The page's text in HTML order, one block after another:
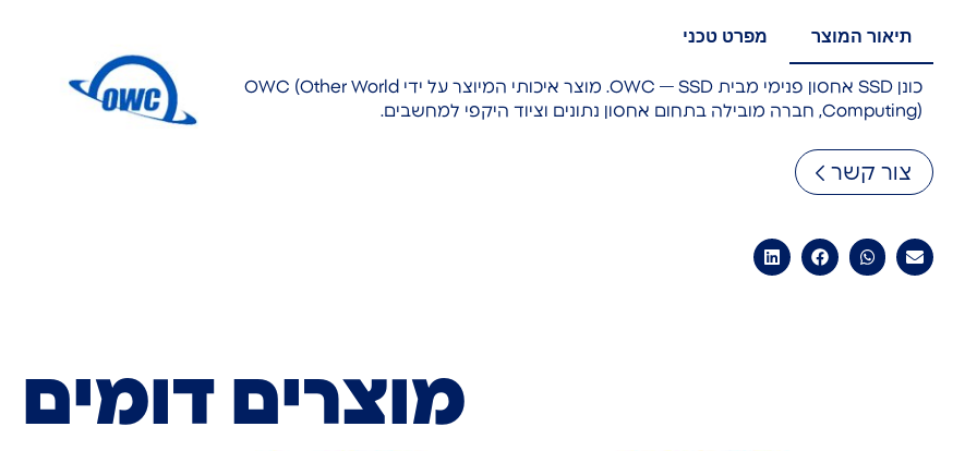
תיאור המוצר מפרט טכני
כונן SSD אחסון פנימי מבית OWC — SSD. מוצר איכותי המיוצר על ידי OWC (Other World
Computing), חברה מובילה בתחום אחסון נתונים וציוד היקפי למחשבים.
צור קשר
מוצרים דומים